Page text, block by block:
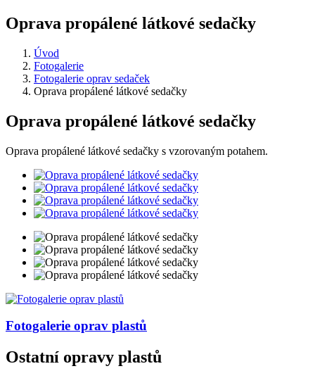
Oprava propálené látkové sedačky
Úvod
Fotogalerie
Fotogalerie oprav sedaček
Oprava propálené látkové sedačky
Oprava propálené látkové sedačky
Oprava propálené látkové sedačky s vzorovaným potahem.
Fotogalerie oprav plastů
Ostatní opravy plastů